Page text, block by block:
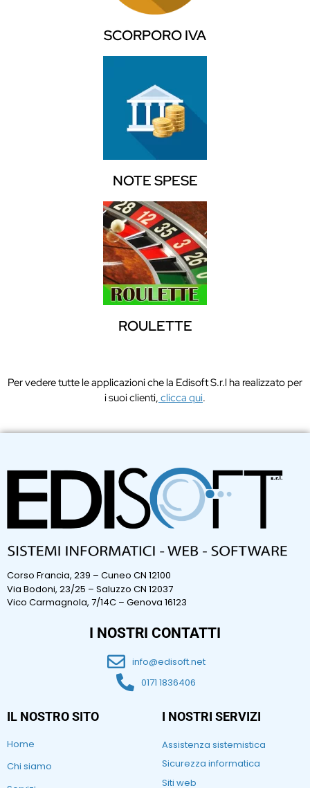
SCORPORO IVA
NOTE SPESE
ROULETTE
Per vedere tutte le applicazioni che la Edisoft S.r.l ha realizzato per
i suoi clienti, clicca qui.
Corso Francia, 239 – Cuneo CN 12100
Via Bodoni, 23/25 – Saluzzo CN 12037
Vico Carmagnola, 7/14C – Genova 16123
I NOSTRI CONTATTI
info@edisoft.net
0171 1836406
IL NOSTRO SITO
Home
Chi siamo
I NOSTRI SERVIZI
Assistenza sistemistica
Sicurezza informatica
Siti web